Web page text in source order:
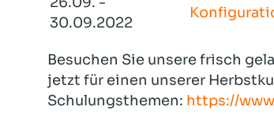
30.09.2022
Besuchen Sie unsere frisch
jetzt für einen unserer
Schulungsthemen: https://